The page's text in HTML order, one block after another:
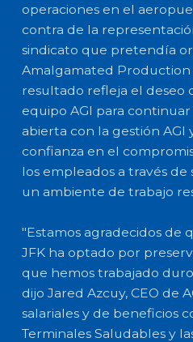
operaciones en el
contra de la
sindicato que pretendía
Amalgamated Production
resultado refleja el deseo
equipo AGI para
abierta con la gestión AGI
confianza en el
los empleados a través de
un ambiente de trabajo
"Estamos agradecidos de
JFK ha optado por
que hemos trabajado
dijo Jared Azcuy, CEO de
salariales y de beneficios
Terminales Saludables y